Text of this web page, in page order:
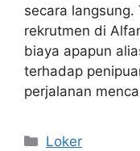
secara
rekrutmen di
biaya apapun
terhadap
perjalanan
Kategori
Loker